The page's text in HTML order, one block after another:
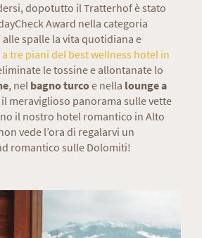
dopotutto il Tratterhof è stato
Award nella categoria
spalle la vita quotidiana e
a tre piani del best wellness hotel in
le tossine e allontanate lo
, nel bagno turcoe nella lounge a
meraviglioso panorama sulle vette
il nostro hotel romantico in Alto
vede l’ora di regalarvi un
romantico sulle Dolomiti!